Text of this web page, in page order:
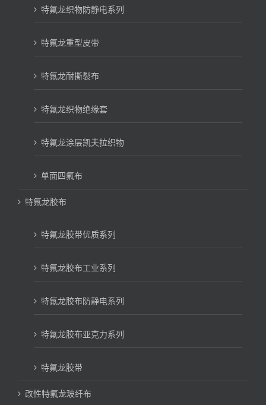
特氟龙织物防静电系列
特氟龙重型皮带
特氟龙耐撕裂布
特氟龙织物绝缘套
特氟龙涂层凯夫拉织物
单面四氟布
特氟龙胶布
特氟龙胶带优质系列
特氟龙胶布工业系列
特氟龙胶布防静电系列
特氟龙胶布亚克力系列
特氟龙胶带
改性特氟龙玻纤布